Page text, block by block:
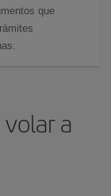
que
a